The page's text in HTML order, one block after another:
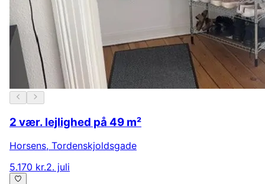
2 vær. lejlighed på 49 m²
Horsens, Tordenskjoldsgade
5.170 kr.2. juli